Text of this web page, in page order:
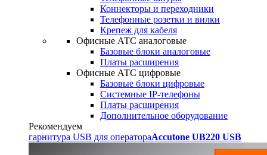
Коннекторы и переходники
Телефонные розетки и вилки
Крепеж для кабеля
Офисные АТС аналоговые
Базовые блоки аналоговые
Платы расширения
Офисные АТС цифровые
Базовые блоки цифровые
Системные IP-телефоны
Платы расширения
Дополнительное оборудование
Рекомендуем
гарнитура USB для оператораAccutone UB220 USB